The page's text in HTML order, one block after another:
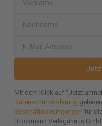
Mit dem Klick auf "Jetzt
Datenschutzerklärung
Geschäftsbedingungen für
Bruckmann Verlagshaus